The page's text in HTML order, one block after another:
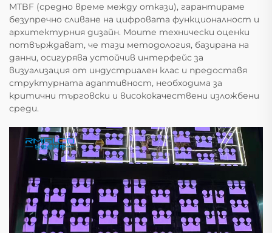
MTBF (средно време между откази), гарантираме
безупречно сливане на цифровата функционалност и
архитектурния дизайн. Моите технически оценки
потвърждават, че тази методология, базирана на
данни, осигурява устойчив интерфейс за
визуализация от индустриален клас и предоставя
структурната адаптивност, необходима за
критични търговски и висококачествени изложбени
среди.